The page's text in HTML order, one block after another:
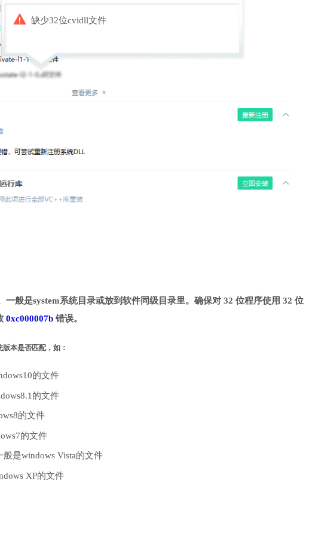
缺少32位cvidll文件
般是system系统目录或放到软件同级目录里。确保对 32 位程序使用 32 位
0xc000007b 错误。
本是否匹配，如：
的文件
的文件
的文件
的文件
是windows Vista的文件
XP的文件